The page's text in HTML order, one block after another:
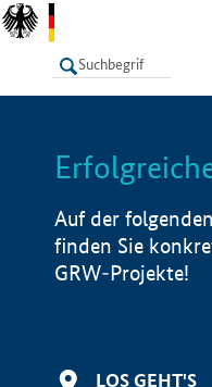
LISTE
Auf der
finden Sie
GRW-Projekte!
LOS GEHT'S